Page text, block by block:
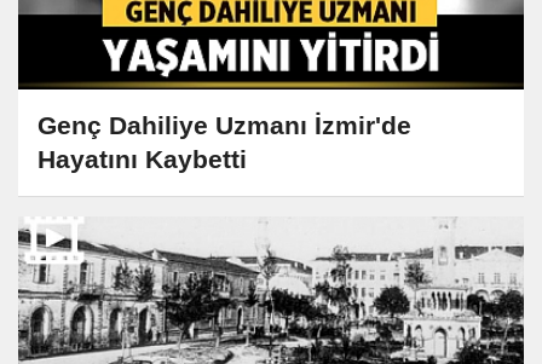
Genç Dahiliye Uzmanı İzmir'de
Hayatını Kaybetti